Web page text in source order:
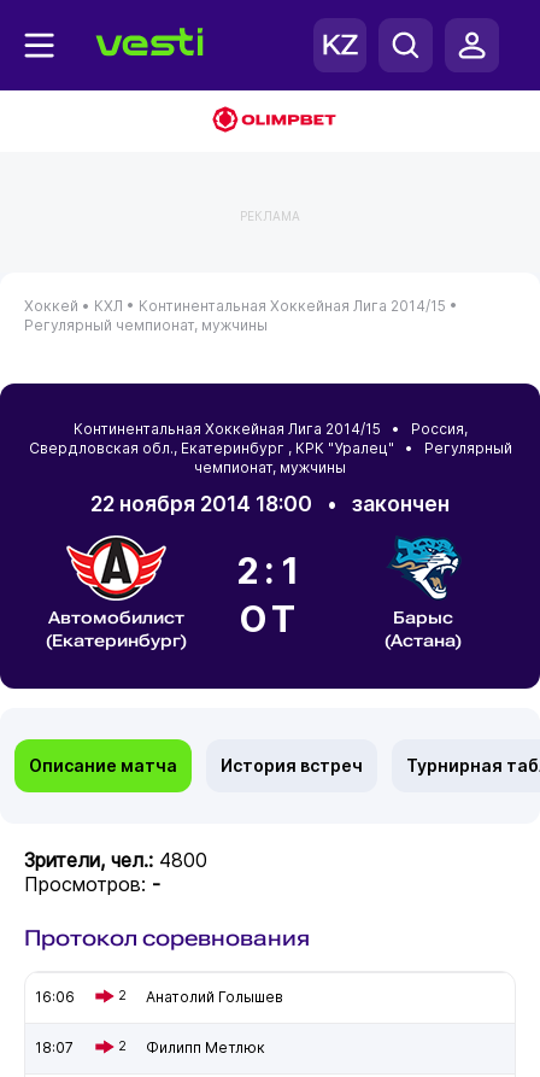
РЕКЛАМА
Хоккей • КХЛ • Континентальная Хоккейная Лига 2014/15 •
Регулярный чемпионат, мужчины
Континентальная Хоккейная Лига 2014/15 • Россия,
Свердловская обл., Екатеринбург , КРК "Уралец" • Регулярный
чемпионат, мужчины
22 ноября 2014 18:00 • закончен
Автомобилист
(Екатеринбург)
2:1
ОТ
Барыс
(Астана)
Описание матча История встреч Турнирная
Зрители, чел.: 4800
Просмотров: -
Протокол соревнования
16:06 2 Анатолий Голышев
18:07 2 Филипп Метлюк